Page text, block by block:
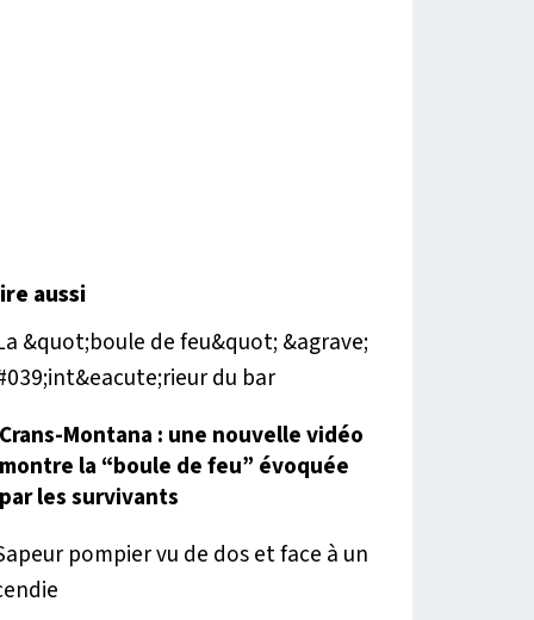
aussi
Crans-Montana : une nouvelle vidéo
montre la “boule de feu” évoquée
par les survivants